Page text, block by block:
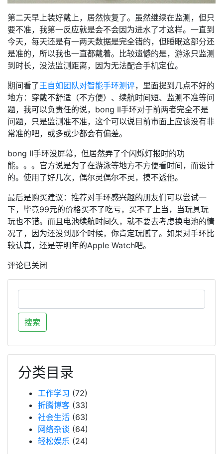
第二天早上装好戴上，居然恢复了。虽然继续在监测，但只
要不准，我第一反应就是会不会因为进水了才这样。一直到
今天，每天还是有一两天数据是完全错的，但睡眠这部分还
是准的，所以我也一直都戴着。比较遗憾的是，游泳只监测
到时长，没法监测距离，因为无法配合手机定位。
期间看了王自如团队对智能手环测评，里面提到几点不好的
地方：穿戴不舒适（不方便）、续航时间短、监测不准等问
题，我可以负责任的说，bong II手环对于前两者完全不是
问题，只是监测准不准，这个可以说目前市面上应该没有非
常准的吧，或多或少都会有偏差。
bong II手环没屏幕，但居然弄了个闪烁灯报时的功
能。。。官方说是为了在游泳等地方不方便看时间，而设计
的。使用了好几次，偶尔灵偶尔不灵，摸不透他。
最后是购买建议：推荐对手环感兴趣的朋友们可以尝试一
下，毕竟99元的价格买不了吃亏，买不了上当，当玩具玩
玩也不错。而且电池续航时间久，就不要去考虑换电池的情
况了，因为还没到那个时候，你肯定玩腻了。如果对手环比
较认真，还是等明年的Apple Watch吧。
评论已关闭
分类目录
工作学习 (72)
折腾博客 (33)
社会生活 (63)
网络杂谈 (64)
轻松娱乐 (24)